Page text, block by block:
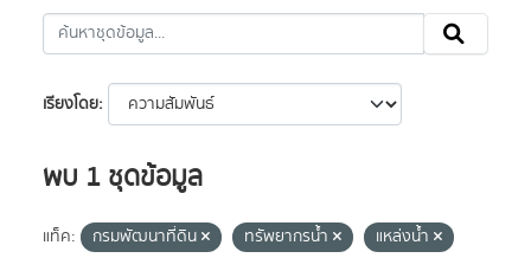
เรียงโดย
พบ 1 ชุดข้อมูล
แท็ค: กรมพัฒนาที่ดิน ทรัพยากรน้ำ
แหล่งน้ำ